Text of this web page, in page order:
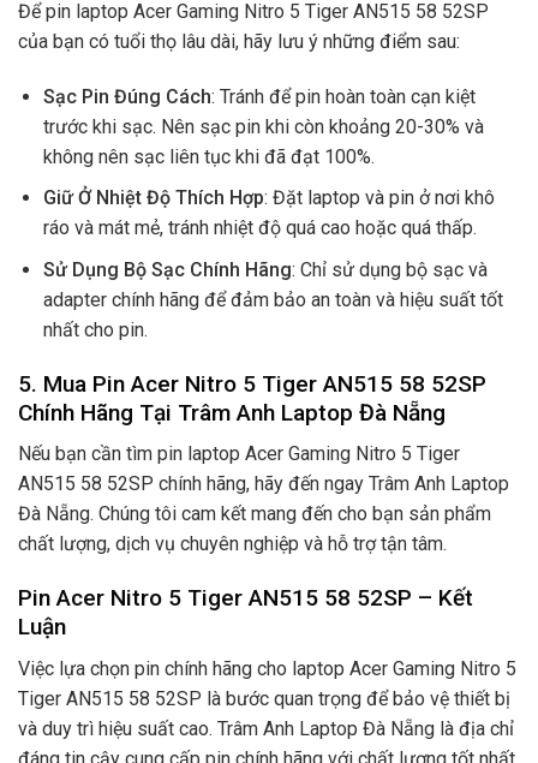
Để pin laptop Acer Gaming Nitro 5 Tiger AN515 58 52SP
của bạn có tuổi thọ lâu dài, hãy lưu ý những điểm sau:
Sạc Pin Đúng Cách: Tránh để pin hoàn toàn cạn kiệt
trước khi sạc. Nên sạc pin khi còn khoảng 20-30% và
không nên sạc liên tục khi đã đạt 100%.
Giữ Ở Nhiệt Độ Thích Hợp: Đặt laptop và pin ở nơi khô
ráo và mát mẻ, tránh nhiệt độ quá cao hoặc quá thấp.
Sử Dụng Bộ Sạc Chính Hãng: Chỉ sử dụng bộ sạc và
adapter chính hãng để đảm bảo an toàn và hiệu suất tốt
nhất cho pin.
5. Mua Pin Acer Nitro 5 Tiger AN515 58 52SP
Chính Hãng Tại Trâm Anh Laptop Đà Nẵng
Nếu bạn cần tìm pin laptop Acer Gaming Nitro 5 Tiger
AN515 58 52SP chính hãng, hãy đến ngay Trâm Anh Laptop
Đà Nẵng. Chúng tôi cam kết mang đến cho bạn sản phẩm
chất lượng, dịch vụ chuyên nghiệp và hỗ trợ tận tâm.
Pin Acer Nitro 5 Tiger AN515 58 52SP – Kết
Luận
Việc lựa chọn pin chính hãng cho laptop Acer Gaming Nitro 5
Tiger AN515 58 52SP là bước quan trọng để bảo vệ thiết bị
và duy trì hiệu suất cao. Trâm Anh Laptop Đà Nẵng là địa chỉ